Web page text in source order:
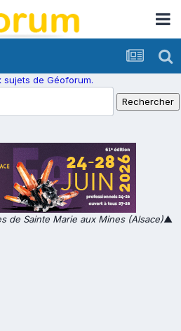
sujets de Géoforum.
de Sainte Marie aux Mines (Alsace)▲